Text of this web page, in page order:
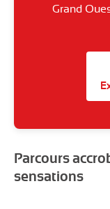
Grand
Parcours
sensations